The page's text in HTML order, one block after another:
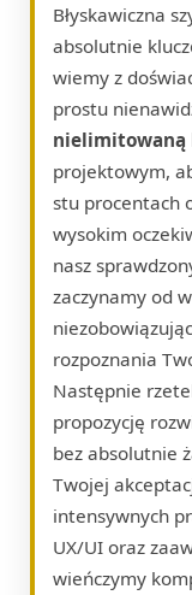
Błyskawiczna
absolutnie
wiemy z
prostu
nielimitowaną
projektowym,
stu procentach
wysokim
nasz
zaczynamy od
rozpoznania
Następnie
propozycję
bez absolutnie
Twojej
intensywnych
UX/UI oraz
wieńczymy